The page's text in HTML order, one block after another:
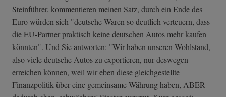
Steinführer, kommentieren meinen Satz, durch ein Ende des
Euro würden sich "deutsche Waren so deutlich verteuern, dass
die EU-Partner praktisch keine deutschen Autos mehr kaufen
könnten". Und Sie antworten: "Wir haben unseren Wohlstand,
also viele deutsche Autos zu exportieren, nur deswegen
erreichen können, weil wir eben diese gleichgestellte
Finanzpolitik über eine gemeinsame Währung haben, ABER